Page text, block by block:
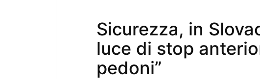
Sicurezza, in
luce di stop
pedoni”